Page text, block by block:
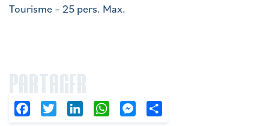
Tourisme – 25 pers. Max.
PARTAGER
FacebookTwitter LinkedIn WhatsAppMessenger